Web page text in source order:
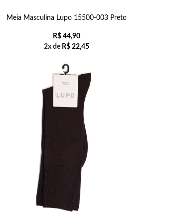
Meia Masculina Lupo 15500-003 Preto
R$44,90
2x de R$22,45